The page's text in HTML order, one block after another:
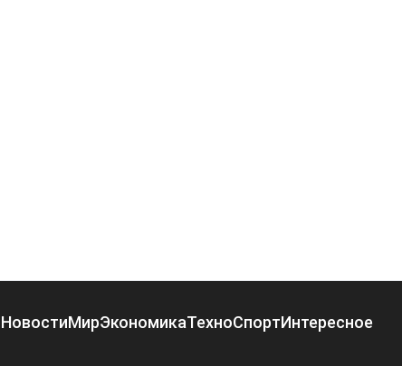
НовостиМирЭкономикаТехноСпортИнтересное